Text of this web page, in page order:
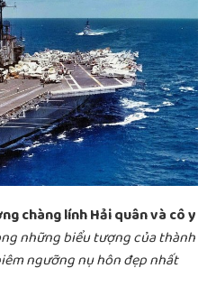
chàng lính Hải quân và cô y
những biểu tượng của thành
ngưỡng nụ hôn đẹp nhất